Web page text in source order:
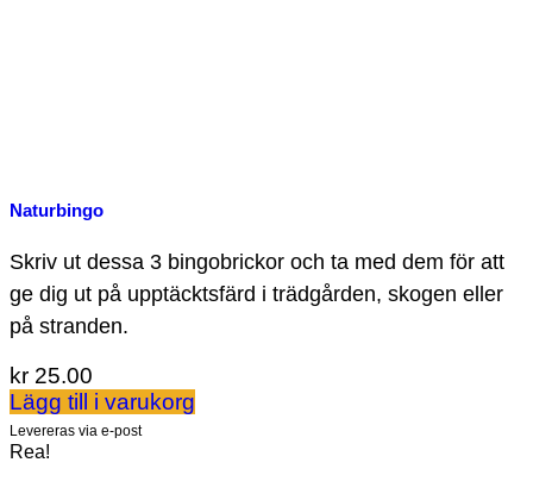
Naturbingo
Skriv ut dessa 3 bingobrickor och ta med dem för att
ge dig ut på upptäcktsfärd i trädgården, skogen eller
på stranden.
kr 25.00
Lägg till i varukorg
Levereras via e-post
Rea!